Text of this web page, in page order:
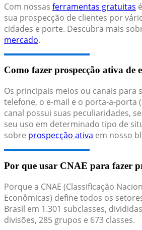
Com nossas ferramentas gratuitas
sua prospecção de clientes por
cidades e porte. Descubra mais
mercado.
Como fazer prospecção ativa de
Os principais meios ou canais para
telefone, o e-mail e o porta-a-porta
canal possui suas peculiaridades,
seu uso em determinado tipo de
sobre prospecção ativa em nosso
Por que usar CNAE para fazer
Porque a CNAE (Classificação
Econômicas) define todos os
Brasil em 1.301 subclasses,
divisões, 285 grupos e 673 classes.